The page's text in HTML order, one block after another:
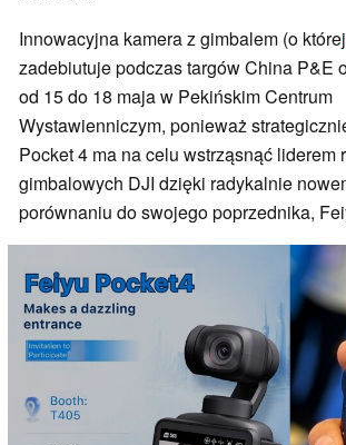
Innowacyjna kamera z gimbalem (o której
zadebiutuje podczas targów China P&E
od 15 do 18 maja w Pekińskim Centrum
Wystawienniczym, ponieważ
Pocket 4 ma na celu wstrząsnąć liderem
gimbalowych DJI dzięki radykalnie
porównaniu do swojego poprzednika,